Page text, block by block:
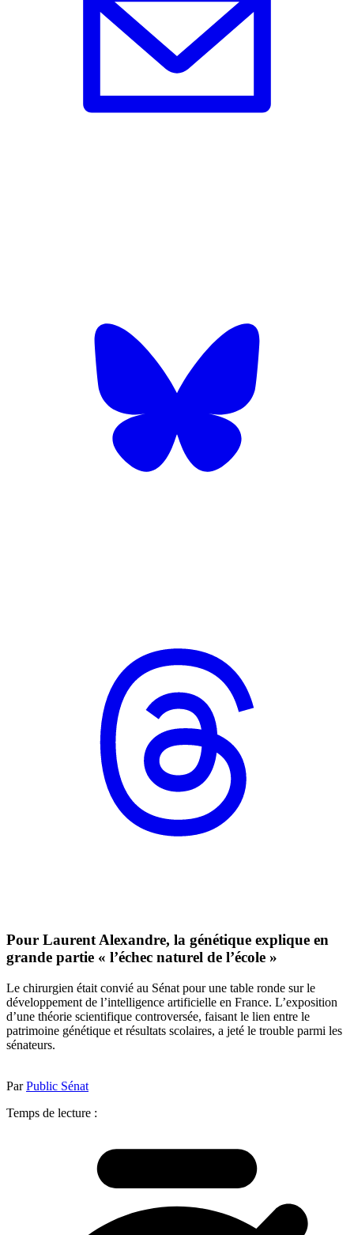
Pour Laurent Alexandre, la génétique explique en
grande partie « l’échec naturel de l’école »
Le chirurgien était convié au Sénat pour une table ronde sur le
développement de l’intelligence artificielle en France. L’exposition
d’une théorie scientifique controversée, faisant le lien entre le
patrimoine génétique et résultats scolaires, a jeté le trouble parmi les
sénateurs.
ParPublic Sénat
Temps de lecture :